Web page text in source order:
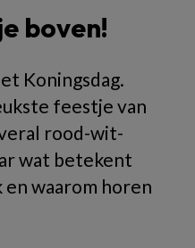
boven!
Koningsdag.
feestje van
rood-wit-
wat betekent
en waarom horen